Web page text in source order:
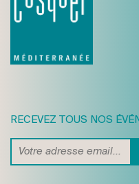
RECEVEZ TOUS NOS